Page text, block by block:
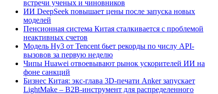
встречи ученых и чиновников
ИИ DeepSeek повышает цены после запуска новых
моделей
Пенсионная система Китая сталкивается с проблемой
неактивных счетов
Модель Hy3 от Tencent бьет рекорды по числу API-
вызовов за первую неделю
Чипы Huawei отвоевывают рынок ускорителей ИИ на
фоне санкций
Бизнес Китая: экс-глава 3D-печати Anker запускает
LightMake – B2B-инструмент для распределенного